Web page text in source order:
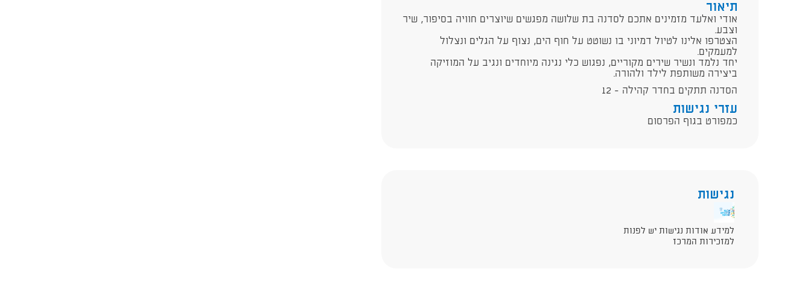
תיאור
אודי ואלעד מזמינים אתכם לסדנה בת שלושה מפגשים שיוצרים חוויה בסיפור, שיר
וצבע.
הצטרפו אלינו לטיול דמיוני בו נשוטט על חוף הים, נצוף על הגלים ונצלול
למעמקים.
יחד נלמד ונשיר שירים מקוריים, נפגוש כלי נגינה מיוחדים ונגיב על המוזיקה
ביצירה משותפת לילד ולהורה.
הסדנה תתקים בחדר קהילה - 12
עזרי נגישות
כמפורט בגוף הפרסום
נגישות
למידע אודות נגישות יש לפנות
למזכירות המרכז